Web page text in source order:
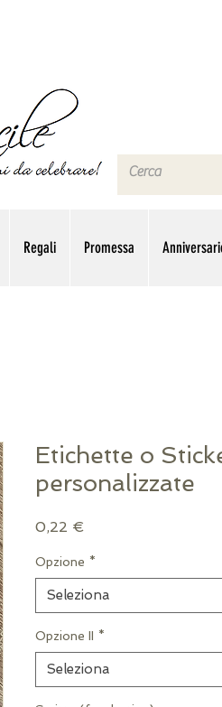
Regali Promessa
Etichette o
personalizzate
0,22 €
Opzione *
Seleziona
Opzione II *
Seleziona